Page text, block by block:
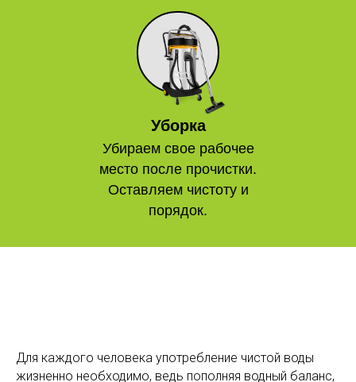
Уборка
Убираем свое рабочее
место после прочистки.
Оставляем чистоту и
порядок.
Для каждого человека употребление чистой воды
жизненно необходимо, ведь пополняя водный баланс,